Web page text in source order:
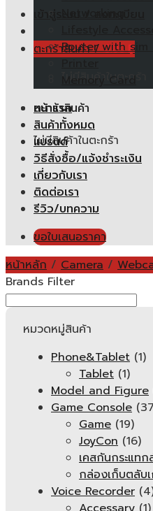
ตะกร้าสินค้า /0.00฿
ไม่มีสินค้าในตะกร้า
ตะกร้าสินค้า
ไม่มีสินค้าในตะกร้า
Router with sim
Memory Card
หน้าแรก
สินค้าทั้งหมด
แบรนด์
วิธีสั่งซื้อ/แจ้งชำระเงิน
เกี่ยวกับเรา
ติดต่อเรา
รีวิว/บทความ
ขอใบเสนอราคา
หน้าหลัก / Camera /
Brands Filter
หมวดหมู่สินค้า
Phone&Tablet (1)
Tablet (1)
Model and Figure
Game Console
Game (19)
JoyCon (16)
เคสกันกระแทก
กล่องเก็บตลับ
Voice Recorder